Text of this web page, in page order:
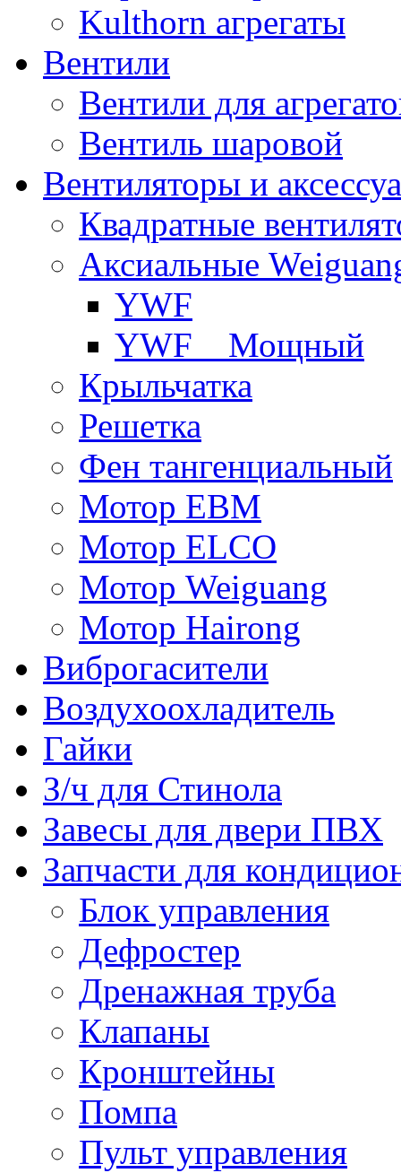
Kulthorn агрегаты
Вентили
Вентили для
Вентиль шаровой
Вентиляторы и
Квадратные
Аксиальные
YWF
YWF _ Мощный
Крыльчатка
Решетка
Фен тангенциальный
Мотор EBM
Мотор ELCO
Мотор Weiguang
Мотор Hairong
Виброгасители
Воздухоохладитель
Гайки
З/ч для Стинола
Завесы для двери ПВХ
Запчасти для
Блок управления
Дефростер
Дренажная труба
Клапаны
Кронштейны
Помпа
Пульт управления